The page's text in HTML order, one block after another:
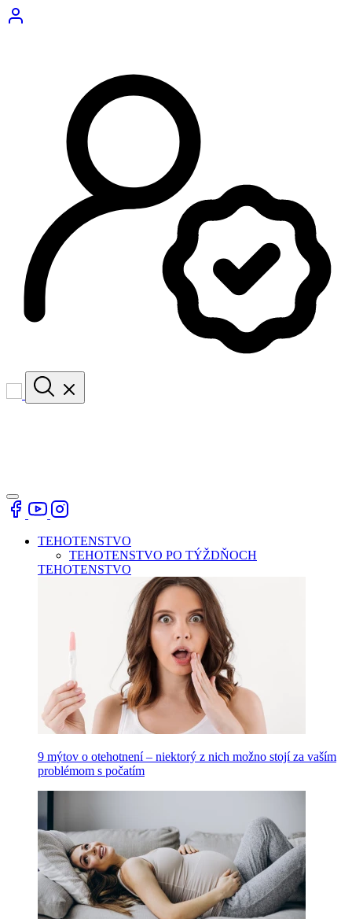
TEHOTENSTVO
TEHOTENSTVO PO TÝŽDŇOCH
TEHOTENSTVO
9 mýtov o otehotnení – niektorý z nich možno stojí za vaším
problémom s počatím